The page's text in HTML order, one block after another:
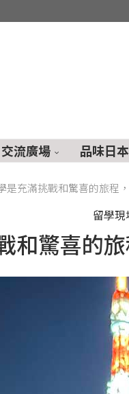
交流廣場 品味日本
是充滿挑戰和驚喜的旅程
留學現
和驚喜的